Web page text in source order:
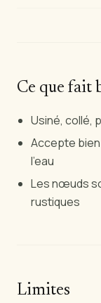
Ce que fait
Usiné, collé,
Accepte
l'eau
Les nœuds
rustiques
Limites